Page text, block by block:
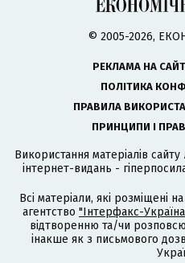
© 2005-2026,
РЕКЛАМА НА
ПОЛІТИКА
ПРАВИЛА
ПРИНЦИПИ І
Використання матеріалів
інтернет-видань -
Всі матеріали, які розміщені
агентство "Інтерфакс-
відтворенню та/чи
інакше як з письмового